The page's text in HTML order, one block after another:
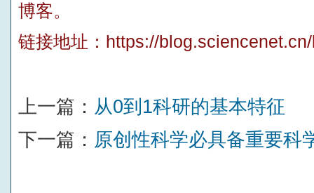
博客。
链接地址： https://
上一篇： 从0到1科研的基本特征
下一篇： 原创性科学必具备重要科